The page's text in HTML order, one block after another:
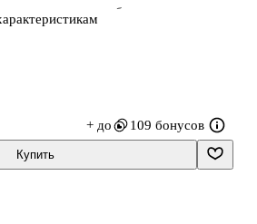
привычная работа давно перестала
важны не только столкновения и
Роман соединяет приключения,
и триллер. В центре — человек,
близких, разобраться в происходящем
за тайнами болота.
+ до 109 бонусов
Купить